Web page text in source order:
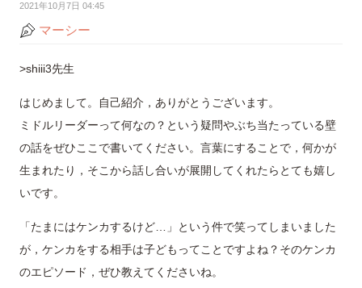
2021年10月7日 04:45
マーシー
>shiii3先生
はじめまして。自己紹介，ありがとうございます。
ミドルリーダーって何なの？という疑問やぶち当たっている壁
の話をぜひここで書いてください。言葉にすることで，何かが
生まれたり，そこから話し合いが展開してくれたらとても嬉し
いです。
「たまにはケンカするけど…」という件で笑ってしまいました
が，ケンカをする相手は子どもってことですよね？そのケンカ
のエピソード，ぜひ教えてくださいね。